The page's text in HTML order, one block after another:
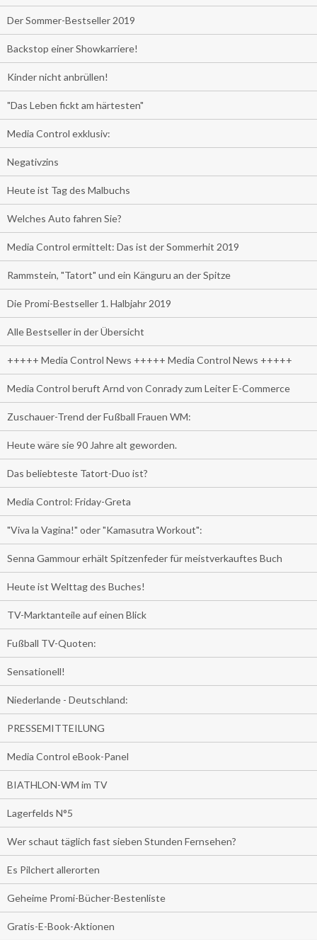
Der Sommer-Bestseller 2019
Backstop einer Showkarriere!
Kinder nicht anbrüllen!
"Das Leben fickt am härtesten"
Media Control exklusiv:
Negativzins
Heute ist Tag des Malbuchs
Welches Auto fahren Sie?
Media Control ermittelt: Das ist der Sommerhit 2019
Rammstein, "Tatort" und ein Känguru an der Spitze
Die Promi-Bestseller 1. Halbjahr 2019
Alle Bestseller in der Übersicht
+++++ Media Control News +++++ Media Control News +++++
Media Control beruft Arnd von Conrady zum Leiter E-Commerce
Zuschauer-Trend der Fußball Frauen WM:
Heute wäre sie 90 Jahre alt geworden.
Das beliebteste Tatort-Duo ist?
Media Control: Friday-Greta
"Viva la Vagina!" oder "Kamasutra Workout":
Senna Gammour erhält Spitzenfeder für meistverkauftes Buch
Heute ist Welttag des Buches!
TV-Marktanteile auf einen Blick
Fußball TV-Quoten:
Sensationell!
Niederlande - Deutschland:
PRESSEMITTEILUNG
Media Control eBook-Panel
BIATHLON-WM im TV
Lagerfelds N°5
Wer schaut täglich fast sieben Stunden Fernsehen?
Es Pilchert allerorten
Geheime Promi-Bücher-Bestenliste
Gratis-E-Book-Aktionen